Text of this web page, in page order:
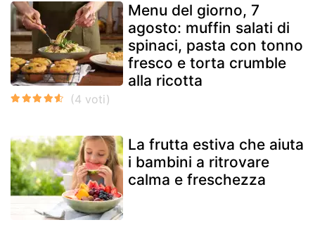
Menu del giorno, 7
agosto: muffin salati di
spinaci, pasta con tonno
fresco e torta crumble
alla ricotta
La frutta estiva che aiuta
i bambini a ritrovare
calma e freschezza